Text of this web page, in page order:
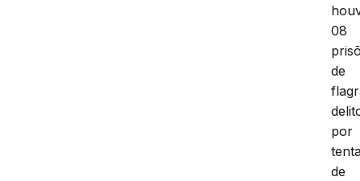
08
de
por
de